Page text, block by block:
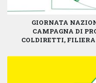
GIORNATA
CAMPAGNA DI
COLDIRETTI,